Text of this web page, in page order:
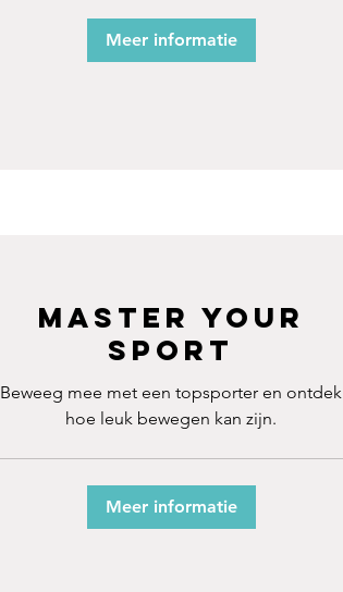
Meer informatie
Master your
Sport
Beweeg mee met een topsporter en ontdek
hoe leuk bewegen kan zijn.
Meer informatie